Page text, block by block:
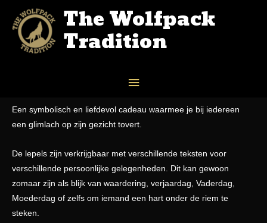
The Wolfpack
Tradition
Home/SHOP / ONE MESSAGE SPOON
ONE MESSAGE SPOON
Een symbolisch en liefdevol cadeau waarmee je bij iedereen
een glimlach op zijn gezicht tovert.
De lepels zijn verkrijgbaar met verschillende teksten voor
verschillende persoonlijke gelegenheden. Dit kan gewoon
zomaar zijn als blijk van waardering, verjaardag, Vaderdag,
Moederdag of zelfs om iemand een hart onder de riem te
steken.